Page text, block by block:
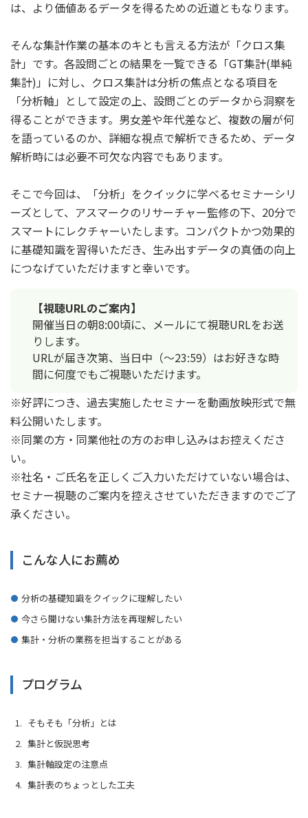
は、より価値あるデータを得るための近道ともなります。
そんな集計作業の基本のキとも言える方法が「クロス集
計」です。各設問ごとの結果を一覧できる「GT集計(単純
集計)」に対し、クロス集計は分析の焦点となる項目を
「分析軸」として設定の上、設問ごとのデータから洞察を
得ることができます。男女差や年代差など、複数の層が何
を語っているのか、詳細な視点で解析できるため、データ
解析時には必要不可欠な内容でもあります。
そこで今回は、「分析」をクイックに学べるセミナーシリ
ーズとして、アスマークのリサーチャー監修の下、20分で
スマートにレクチャーいたします。コンパクトかつ効果的
に基礎知識を習得いただき、生み出すデータの真価の向上
につなげていただけますと幸いです。
【視聴URLのご案内】
開催当日の朝8:00頃に、メールにて視聴URLをお送
りします。
URLが届き次第、当日中（〜23:59）はお好きな時
間に何度でもご視聴いただけます。
※好評につき、過去実施したセミナーを動画放映形式で無
料公開いたします。
※同業の方・同業他社の方のお申し込みはお控えくださ
い。
※社名・ご氏名を正しくご入力いただけていない場合は、
セミナー視聴のご案内を控えさせていただきますのでご了
承ください。
こんな人にお薦め
分析の基礎知識をクイックに理解したい
今さら聞けない集計方法を再理解したい
集計・分析の業務を担当することがある
プログラム
そもそも「分析」とは
集計と仮説思考
集計軸設定の注意点
集計表のちょっとした工夫